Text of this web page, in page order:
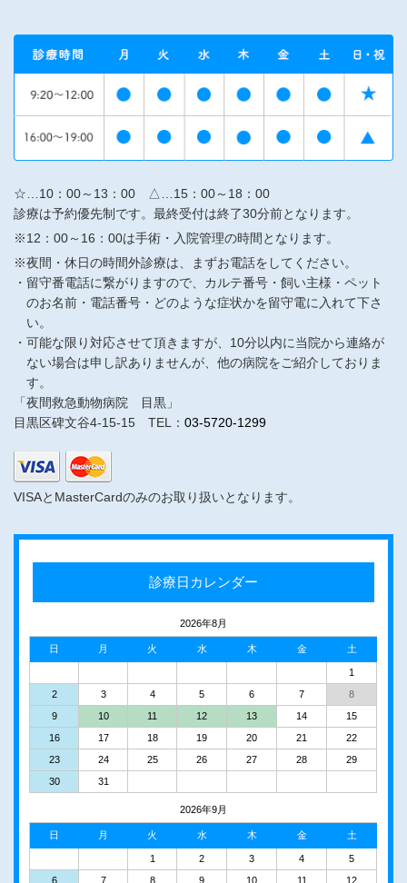
☆…10：00～13：00 △…15：00～18：00
診療は予約優先制です。最終受付は終了30分前となります。
※12：00～16：00は手術・入院管理の時間となります。
※夜間・休日の時間外診療は、まずお電話をしてください。
留守番電話に繋がりますので、カルテ番号・飼い主様・ペット
のお名前・電話番号・どのような症状かを留守電に入れて下さ
い。
可能な限り対応させて頂きますが、10分以内に当院から連絡が
ない場合は申し訳ありませんが、他の病院をご紹介しておりま
す。
「夜間救急動物病院 目黒」
目黒区碑文谷4-15-15 TEL： 03-5720-1299
VISAとMasterCardのみのお取り扱いとなります。
診療日カレンダー
2026年8月
日 月 火 水 木 金 土
1
2
3 4 5 6 7
8
9
10 11 12 13 14
15
16
17 18 19 20 21
22
23
24 25 26 27 28
29
30
31
2026年9月
日 月 火 水 木 金 土
1 2 3 4
5
6
7 8 9 10 11
12